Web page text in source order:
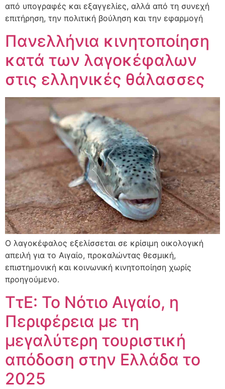
από υπογραφές και εξαγγελίες, αλλά από τη συνεχή
επιτήρηση, την πολιτική βούληση και την εφαρμογή
Πανελλήνια κινητοποίηση
κατά των λαγοκέφαλων
στις ελληνικές θάλασσες
Ο λαγοκέφαλος εξελίσσεται σε κρίσιμη οικολογική
απειλή για το Αιγαίο, προκαλώντας θεσμική,
επιστημονική και κοινωνική κινητοποίηση χωρίς
προηγούμενο.
ΤτΕ: Το Νότιο Αιγαίο, η
Περιφέρεια με τη
μεγαλύτερη τουριστική
απόδοση στην Ελλάδα το
2025